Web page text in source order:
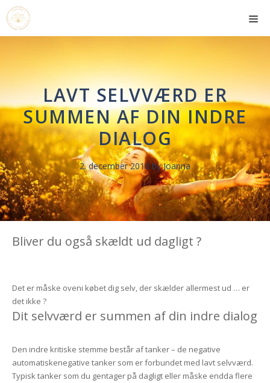
Hop
indhold
LAVT SELVVÆRD ER
SUMMEN AF DIN INDRE
DIALOG
2. december 2018byJoanna
Bliver du også skældt ud dagligt ?
Det er måske oveni købet dig selv, der skælder allermest ud … er
det ikke ?
Dit selvværd er summen af din indre dialog
Den indre kritiske stemme består af tanker – de negative
automatiskenegative tanker som er forbundet med lavt selvværd.
Typisk tanker som du gentager på dagligt eller måske endda flere